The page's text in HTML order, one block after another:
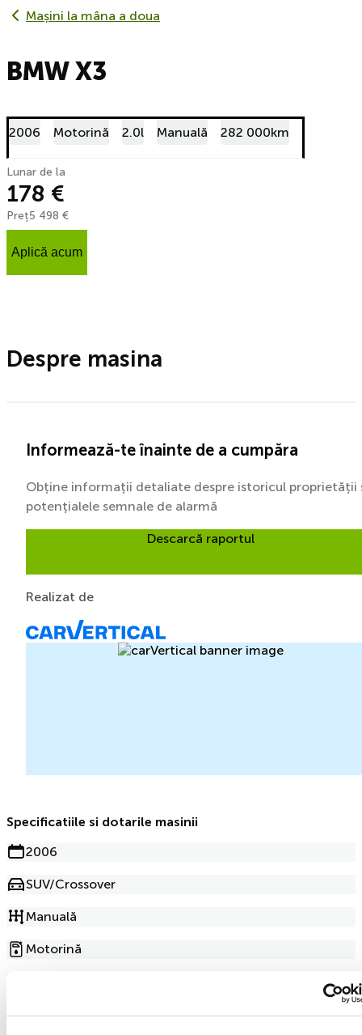
Mașini la mâna a doua
BMW X3
2006 Motorină 2.0l Manuală 282 000km
Lunar de la
178 €
Preț5 498 €
Aplică acum
Despre masina
Informează-te înainte de a cumpăra
Obține informații detaliate despre istoricul proprietății
potențialele semnale de alarmă
Descarcă raportul
Realizat de
Specificatiile si dotarile masinii
2006
SUV/Crossover
Manuală
Motorină
282 000km